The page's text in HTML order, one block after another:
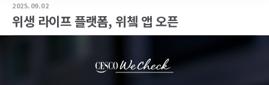
위생 라이프 플랫폼, 위쳌 앱 오픈
2025.09.02